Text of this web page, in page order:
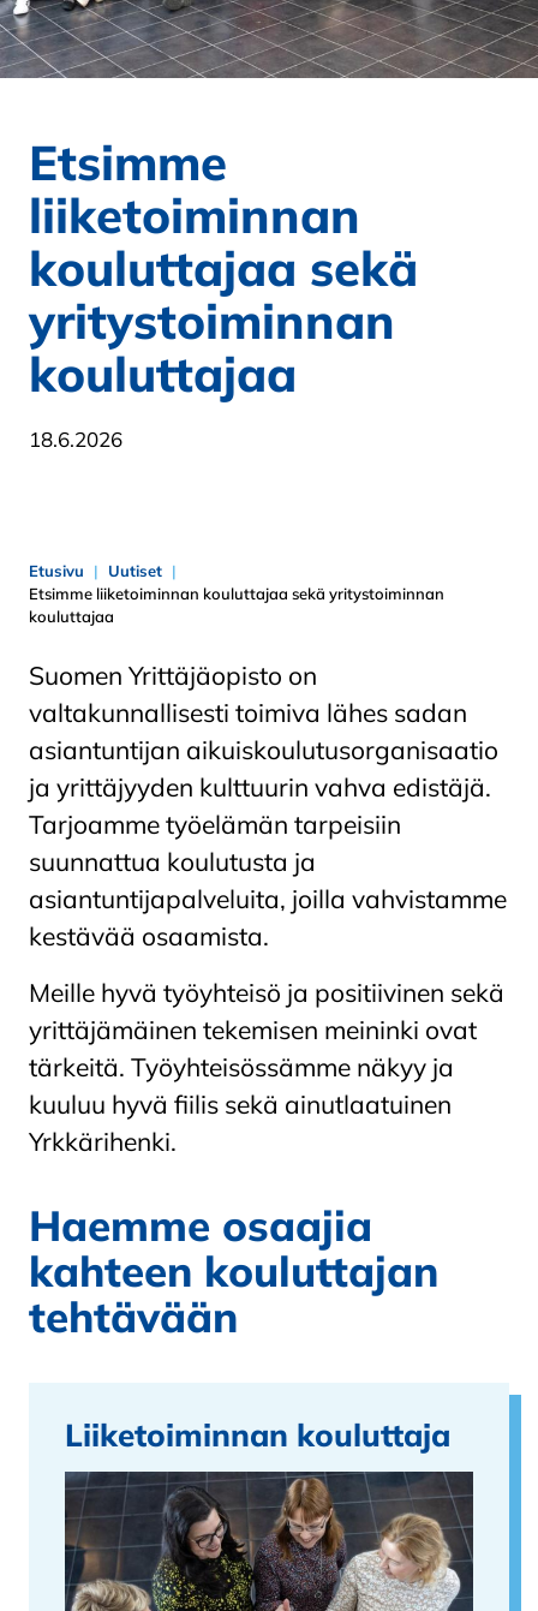
Etsimme
liiketoiminnan
kouluttajaa sekä
yritystoiminnan
kouluttajaa
18.6.2026
Etusivu
Uutiset
Etsimme liiketoiminnan kouluttajaa sekä yritystoiminnan
kouluttajaa
Suomen Yrittäjäopisto on
valtakunnallisesti toimiva lähes sadan
asiantuntijan aikuiskoulutusorganisaatio
ja yrittäjyyden kulttuurin vahva edistäjä.
Tarjoamme työelämän tarpeisiin
suunnattua koulutusta ja
asiantuntijapalveluita, joilla vahvistamme
kestävää osaamista.
Meille hyvä työyhteisö ja positiivinen sekä
yrittäjämäinen tekemisen meininki ovat
tärkeitä. Työyhteisössämme näkyy ja
kuuluu hyvä fiilis sekä ainutlaatuinen
Yrkkärihenki.
Haemme osaajia
kahteen kouluttajan
tehtävään
Liiketoiminnan kouluttaja